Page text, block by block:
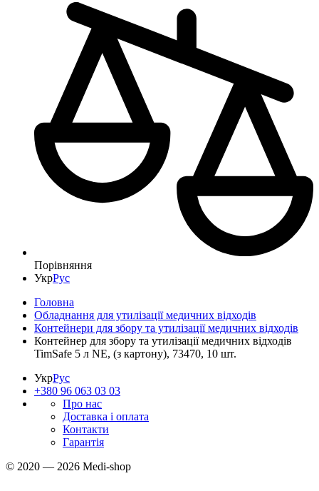
Порівняння
УкрРус
Головна
Обладнання для утилізації медичних відходів
Контейнери для збору та утилізації медичних відходів
Контейнер для збору та утилізації медичних відходів
TimSafe 5 л NE, (з картону), 73470, 10 шт.
УкрРус
+380 96 063 03 03
Про нас
Доставка і оплата
Контакти
Гарантія
© 2020 — 2026 Medi-shop